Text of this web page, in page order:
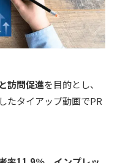
訪問促進を目的とし、
たタイアップ動画でPR